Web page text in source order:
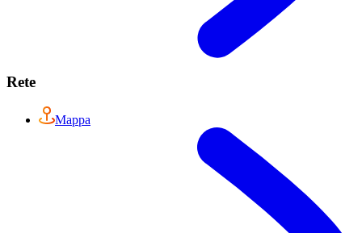
Rete
Mappa